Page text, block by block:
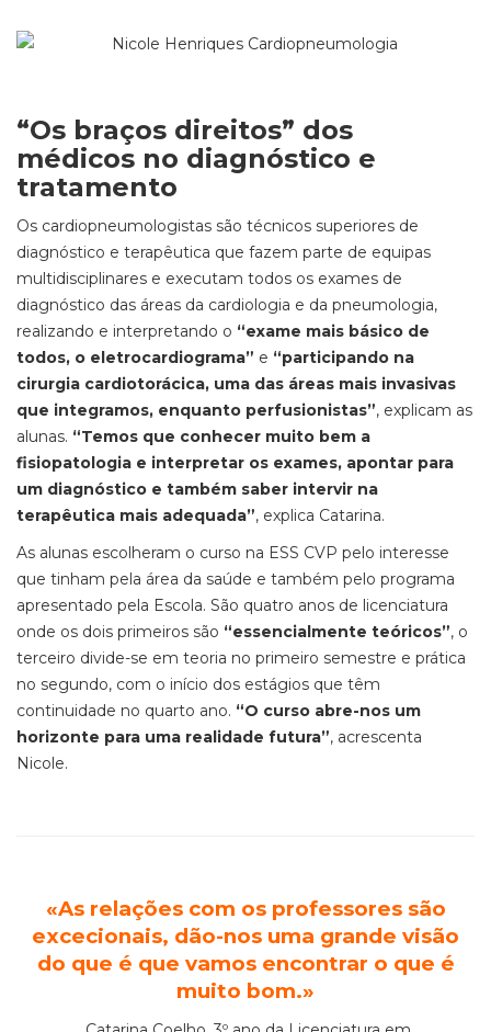
“Os braços direitos” dos
médicos no diagnóstico e
tratamento
Os cardiopneumologistas são técnicos superiores de
diagnóstico e terapêutica que fazem parte de equipas
multidisciplinares e executam todos os exames de
diagnóstico das áreas da cardiologia e da pneumologia,
realizando e interpretando o “exame mais básico de
todos, o eletrocardiograma” e “participando na
cirurgia cardiotorácica, uma das áreas mais invasivas
que integramos, enquanto perfusionistas”, explicam as
alunas. “Temos que conhecer muito bem a
fisiopatologia e interpretar os exames, apontar para
um diagnóstico e também saber intervir na
terapêutica mais adequada”, explica Catarina.
As alunas escolheram o curso na ESS CVP pelo interesse
que tinham pela área da saúde e também pelo programa
apresentado pela Escola. São quatro anos de licenciatura
onde os dois primeiros são “essencialmente teóricos”, o
terceiro divide-se em teoria no primeiro semestre e prática
no segundo, com o início dos estágios que têm
continuidade no quarto ano. “O curso abre-nos um
horizonte para uma realidade futura”, acrescenta
Nicole.
«As relações com os professores são
excecionais, dão-nos uma grande visão
do que é que vamos encontrar o que é
muito bom.»